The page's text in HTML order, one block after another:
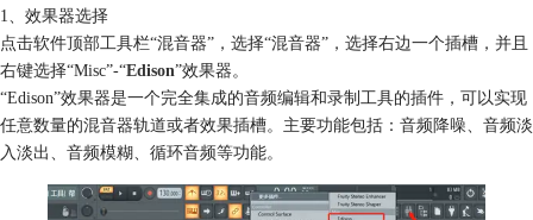
1、效果器选择
点击软件顶部工具栏“混音器”，选择“混音器”，选择右边一个插槽，并且
右键选择“Misc”-“Edison”效果器。
“Edison”效果器是一个完全集成的音频编辑和录制工具的插件，可以实现
任意数量的混音器轨道或者效果插槽。主要功能包括：音频降噪、音频淡
入淡出、音频模糊、循环音频等功能。